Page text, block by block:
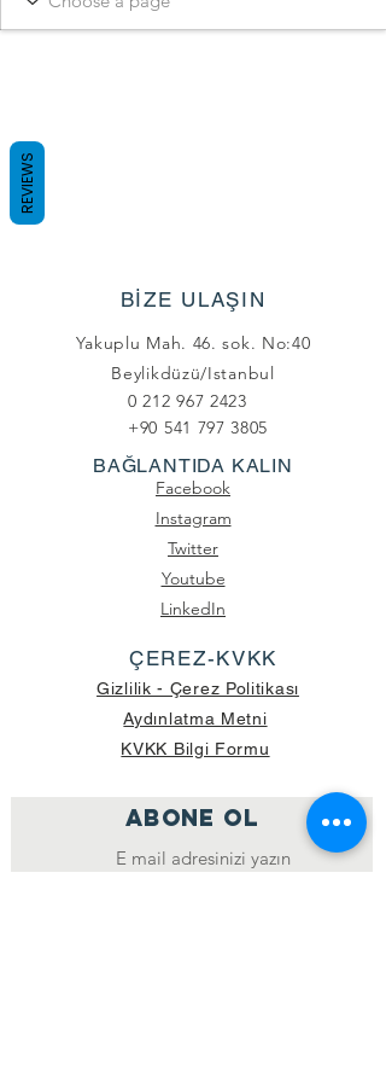
BİZE ULAŞIN
Yakuplu Mah. 46. sok. No:40
Beylikdüzü/Istanbul
0 212 967 2423
+90 541 797 3805
BAĞLANTIDA KALIN
Facebook
Instagram
Twitter
Youtube
LinkedIn
ÇEREZ-KVKK
Gizlilik - Çerez Politikası
Aydınlatma Metni
KVKK Bilgi Formu
ABONE OL
REVIEWS